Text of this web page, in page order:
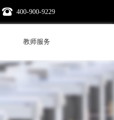
400-900-9229
教师服务